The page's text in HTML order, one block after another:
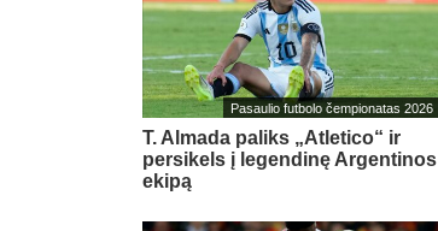
Pasaulio futbolo čempionatas 2026
T. Almada paliks „Atletico“ ir
persikels į legendinę Argentinos
ekipą